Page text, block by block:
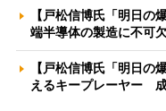
【戸松信博氏「明日の
端半導体の製造に不可
【戸松信博氏「明日の
えるキープレーヤー